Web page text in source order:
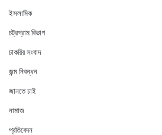
ইসলামিক
চট্রগ্রাম বিভাগ
চাকরির সংবাদ
জন্ম নিবন্ধন
জানতে চাই
নামাজ
প্রতিবেদন